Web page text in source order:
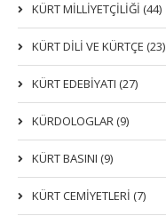
KÜRT MİLLİYETÇİLİĞİ (44)
KÜRT DİLİ VE KÜRTÇE (23)
KÜRT EDEBİYATI (27)
KÜRDOLOGLAR (9)
KÜRT BASINI (9)
KÜRT CEMİYETLERİ (7)